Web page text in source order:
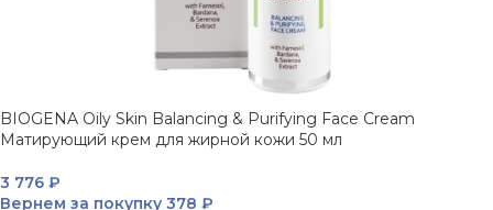
BIOGENA Oily Skin Balancing & Purifying Face Cream
Матирующий крем для жирной кожи 50 мл
3 776 ₽
Вернем за покупку 378 ₽